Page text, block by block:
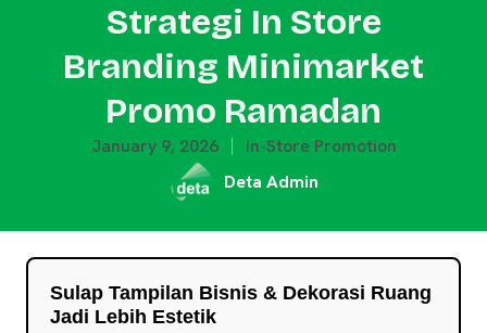
Strategi In Store
Branding Minimarket
Promo Ramadan
January 9, 2026
In-Store Promotion
Deta Admin
Sulap Tampilan Bisnis & Dekorasi Ruang
Jadi Lebih Estetik